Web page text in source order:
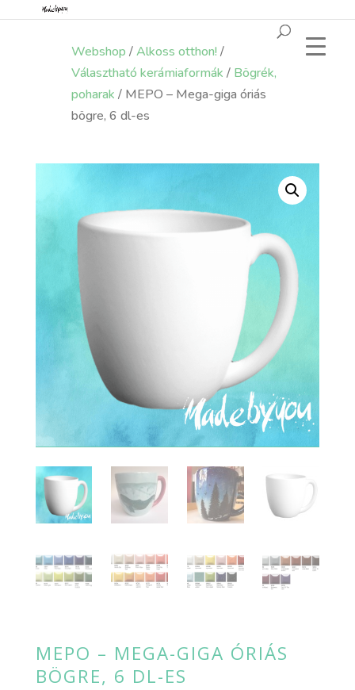
Webshop /Alkoss otthon! /
Választható kerámiaformák / Bögrék,
poharak / MEPO – Mega-giga óriás
bögre, 6 dl-es
MEPO – MEGA-GIGA ÓRIÁS
BÖGRE, 6 DL-ES